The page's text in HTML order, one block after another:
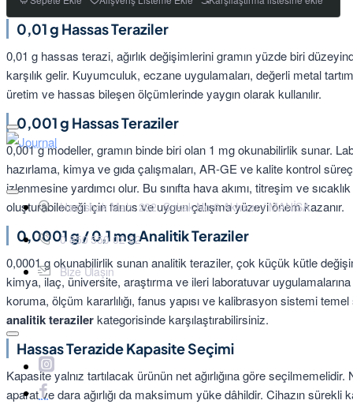
0,01 g Hassas Teraziler
0,01 g hassas terazi, ağırlık değişimlerini gramın yüzde biri
karşılık gelir. Kuyumculuk, eczane uygulamaları, değerli metal
üretim ve hassas bileşen ölçümlerinde yaygın olarak kullanılır.
0,001 g Hassas Teraziler
0,001 g modeller, gramın binde biri olan 1 mg okunabilirlik sunar.
hazırlama, kimya ve gıda çalışmaları, AR-GE ve kalite kontrol
izlenmesine yardımcı olur. Bu sınıfta hava akımı, titreşim ve
oluşturabileceği için fanus ve uygun çalışma yüzeyi önem kazanır.
0,0001 g / 0,1 mg Analitik Teraziler
0,0001 g okunabilirlik sunan analitik teraziler, çok küçük kütle
kimya, ilaç, üniversite, araştırma ve ileri laboratuvar
koruma, ölçüm kararlılığı, fanus yapısı ve kalibrasyon sistemi
analitik terazilerkategorisinde karşılaştırabilirsiniz.
Hassas Terazide Kapasite Seçimi
Kapasite yalnız tartılacak ürünün net ağırlığına göre seçilmemelidir.
aparat ve dara ağırlığı da maksimum yüke dâhildir. Cihazın sürekli
Hacıishak Mah. 202. Sokak No:6 Akhisar / MANİSA
0 850 550 02 82
Bize Ulaşın